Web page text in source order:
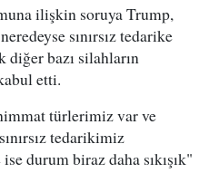
ilişkin soruya Trump,
sınırsız tedarike
diğer bazı silahların
etti.
türlerimiz var ve
tedarikimiz
durum biraz daha sıkışık"